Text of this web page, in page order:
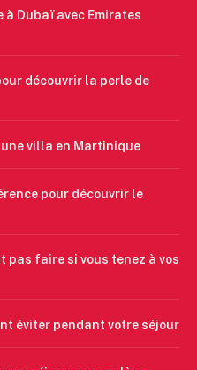
à Dubaï avec Emirates
découvrir la perle de
villa en Martinique
pour découvrir le
pas faire si vous tenez à vos
éviter pendant votre séjour